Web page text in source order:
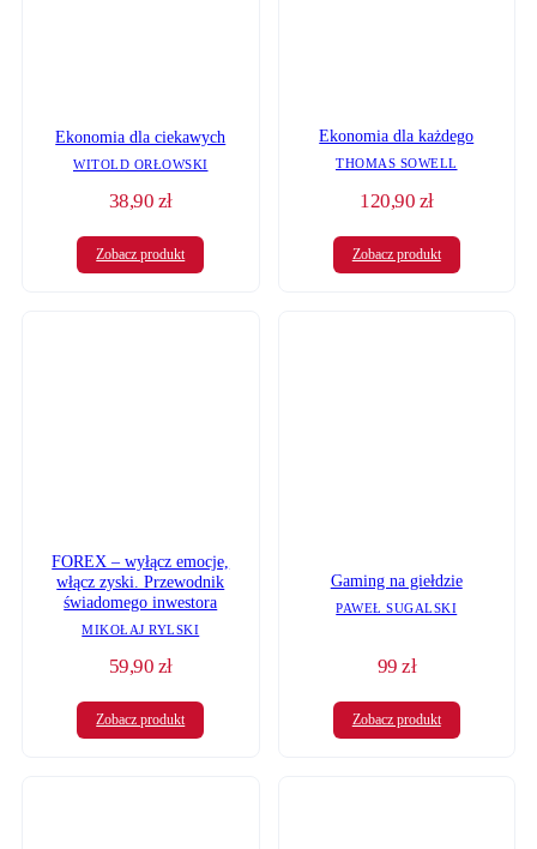
Ekonomia dla ciekawych
WITOLD ORŁOWSKI
38,90 zł
Zobacz produkt
Ekonomia dla każdego
THOMAS SOWELL
120,90 zł
Zobacz produkt
FOREX – wyłącz emocje,
włącz zyski. Przewodnik
świadomego inwestora
MIKOŁAJ RYLSKI
59,90 zł
Zobacz produkt
Gaming na giełdzie
PAWEŁ SUGALSKI
99 zł
Zobacz produkt